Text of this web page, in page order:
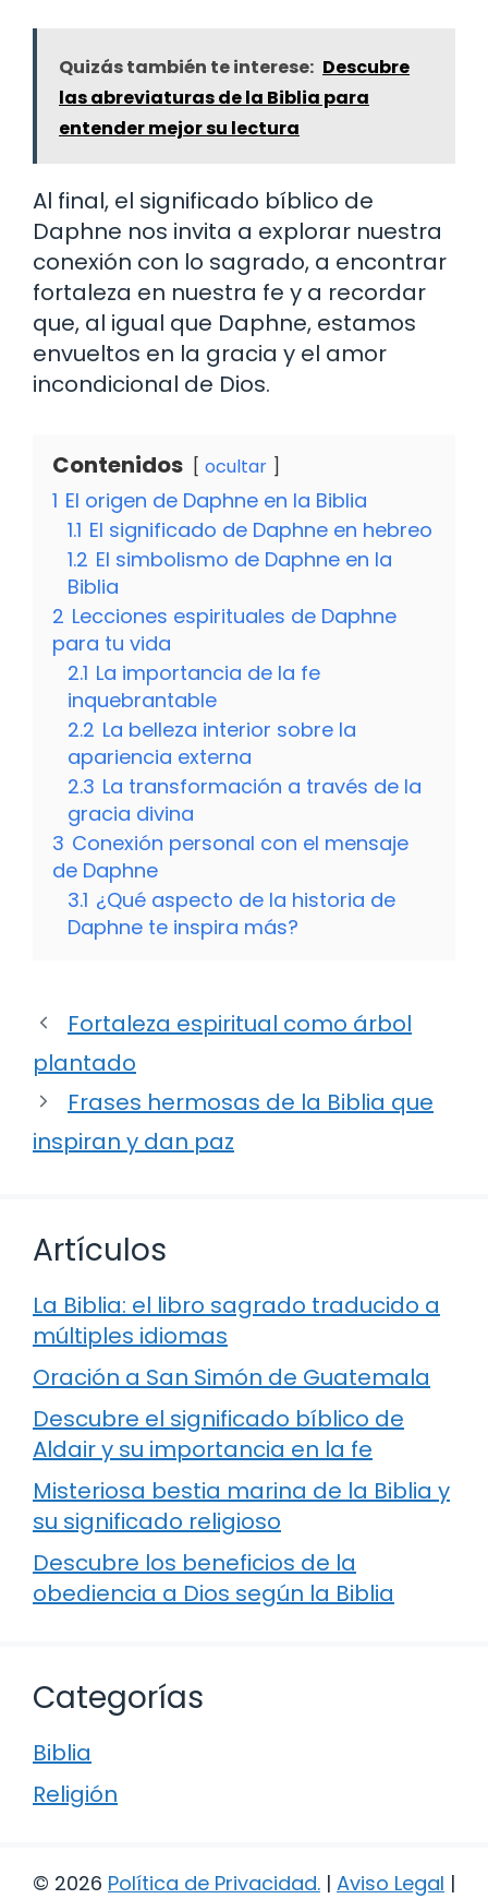
Quizás también te interese: Descubre
las abreviaturas de la Biblia para
entender mejor su lectura
Al final, el significado bíblico de
Daphne nos invita a explorar nuestra
conexión con lo sagrado, a encontrar
fortaleza en nuestra fe y a recordar
que, al igual que Daphne, estamos
envueltos en la gracia y el amor
incondicional de Dios.
Contenidos ocultar
1 El origen de Daphne en la Biblia
1.1 El significado de Daphne en hebreo
1.2 El simbolismo de Daphne en la
Biblia
2 Lecciones espirituales de Daphne
para tu vida
2.1 La importancia de la fe
inquebrantable
2.2 La belleza interior sobre la
apariencia externa
2.3 La transformación a través de la
gracia divina
3 Conexión personal con el mensaje
de Daphne
3.1 ¿Qué aspecto de la historia de
Daphne te inspira más?
Fortaleza espiritual como árbol
plantado
Frases hermosas de la Biblia que
inspiran y dan paz
Artículos
La Biblia: el libro sagrado traducido a
múltiples idiomas
Oración a San Simón de Guatemala
Descubre el significado bíblico de
Aldair y su importancia en la fe
Misteriosa bestia marina de la Biblia y
su significado religioso
Descubre los beneficios de la
obediencia a Dios según la Biblia
Categorías
Biblia
Religión
© 2026 Política de Privacidad. | Aviso Legal |